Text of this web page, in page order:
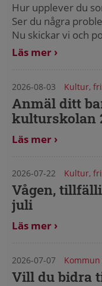
Hur upplever du
Ser du några
Nu skickar vi och
Läs mer
2026-08-03 Kultur,
Anmäl ditt
kulturskolan
Läs mer
2026-07-22 Kultur,
Vågen,
juli
Läs mer
2026-07-07
Vill du bidra